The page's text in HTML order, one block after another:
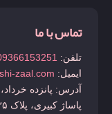
تماس با ما
تلفن:
ایمیل: zaal.com
آدرس: پانزده
پاساژ کبیری، پلاک ۳۵